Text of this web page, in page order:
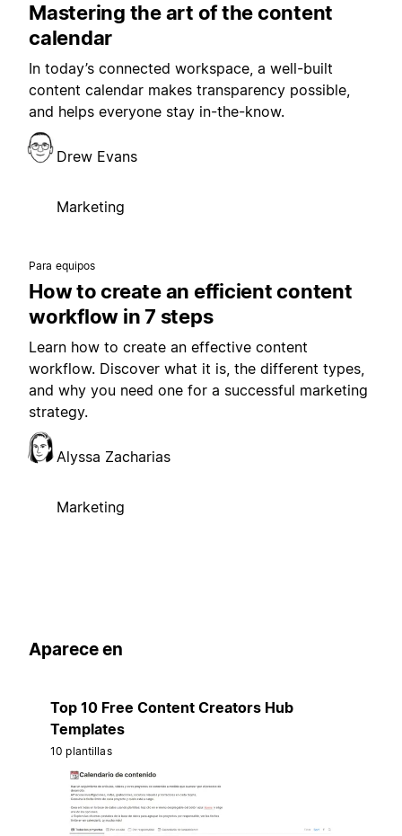
Mastering the art of the content
calendar
In today’s connected workspace, a well-built
content calendar makes transparency possible,
and helps everyone stay in-the-know.
Drew Evans
Marketing
Para equipos
How to create an efficient content
workflow in 7 steps
Learn how to create an effective content
workflow. Discover what it is, the different types,
and why you need one for a successful marketing
strategy.
Alyssa Zacharias
Marketing
Aparece en
Top 10 Free Content Creators Hub
Templates
10 plantillas